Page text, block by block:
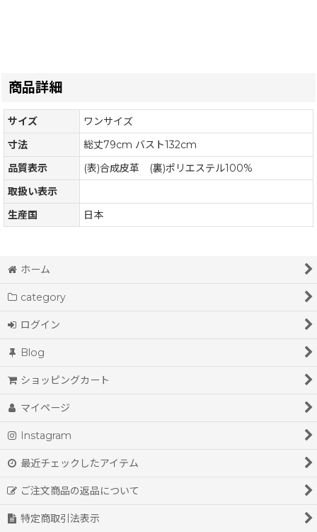
商品詳細
サイズ
ワンサイズ
寸法
総丈79cm バスト132cm
品質表示
(表)合成皮革 (裏)ポリエステル100%
取扱い表示
生産国
日本
ホーム
category
ログイン
Blog
ショッピングカート
マイページ
Instagram
最近チェックしたアイテム
ご注文商品の返品について
特定商取引法表示